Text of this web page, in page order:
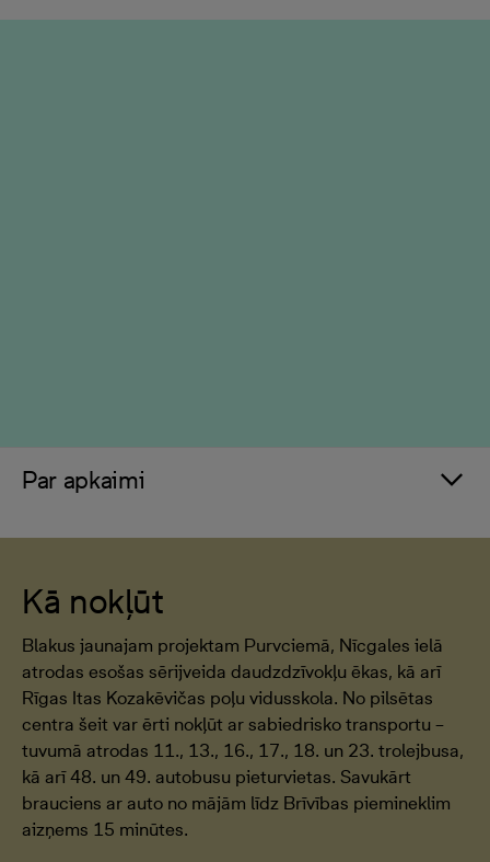
Par apkaimi
Kā nokļūt
Blakus jaunajam projektam Purvciemā, Nīcgales ielā
atrodas esošas sērijveida daudzdzīvokļu ēkas, kā arī
Rīgas Itas Kozakēvičas poļu vidusskola. No pilsētas
centra šeit var ērti nokļūt ar sabiedrisko transportu –
tuvumā atrodas 11., 13., 16., 17., 18. un 23. trolejbusa,
kā arī 48. un 49. autobusu pieturvietas. Savukārt
brauciens ar auto no mājām līdz Brīvības piemineklim
aizņems 15 minūtes.